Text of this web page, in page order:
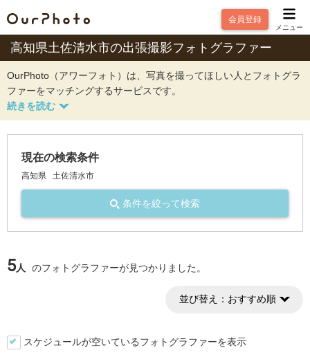
会員登録
メニュー
高知県土佐清水市の出張撮影フォトグラファー
OurPhoto（アワーフォト）は、写真を撮ってほしい人とフォトグラ
ファーをマッチングするサービスです。
現在の検索条件
高知県 土佐清水市
条件を絞って検索
5人 のフォトグラファーが見つかりました。
並び替え： おすすめ順
スケジュールが空いているフォトグラファーを表示